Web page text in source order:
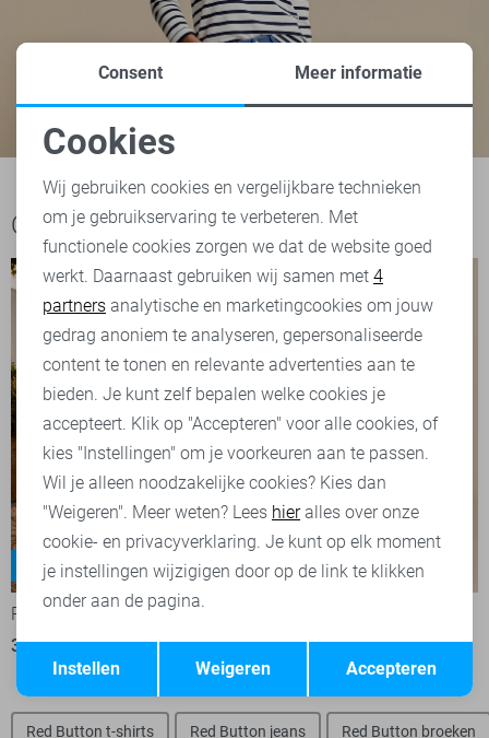
Ook het bekijken waard
Claudette -50%
Red Button Broek
35,00 69,99
Claudette
35,00 69,99
Red Button t-shirts Red Button jeans Red Button broeken
Noodzakelijke cookies
Personalisatie cookies
Analytische cookies
Marketing cookies
Terug Opslaan
Consent Meer informatie
Cookies
Wij gebruiken cookies en vergelijkbare technieken
om je gebruikservaring te verbeteren. Met
functionele cookies zorgen we dat de website goed
werkt. Daarnaast gebruiken wij samen met 4
partners analytische en marketingcookies om jouw
gedrag anoniem te analyseren, gepersonaliseerde
content te tonen en relevante advertenties aan te
bieden. Je kunt zelf bepalen welke cookies je
accepteert. Klik op "Accepteren" voor alle cookies, of
kies "Instellingen" om je voorkeuren aan te passen.
Wil je alleen noodzakelijke cookies? Kies dan
"Weigeren". Meer weten? Lees hieralles over onze
cookie- en privacyverklaring. Je kunt op elk moment
je instellingen wijzigigen door op de link te klikken
onder aan de pagina.
Accepteren
Weigeren
Instellen